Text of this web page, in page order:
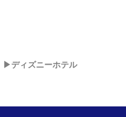
▶︎ディズニーホテル